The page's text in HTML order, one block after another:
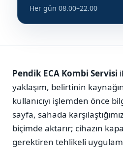
Her gün 08.00–22.00
Pendik ECA Kombi Servisi
yaklaşım, belirtinin
kullanıcıyı işlemden önce
sayfa, sahada
biçimde aktarır; cihazın
gerektiren tehlikeli